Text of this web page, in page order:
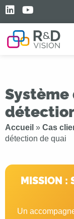
Système
Accueil » Cas
détection de quai
MISSION :
Un